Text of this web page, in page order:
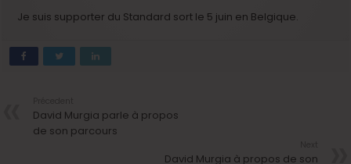
Je suis supporter du Standard sort le 5 juin en Belgique.
David Murgia parle à propos
de son parcours
David Murgia à propos de son